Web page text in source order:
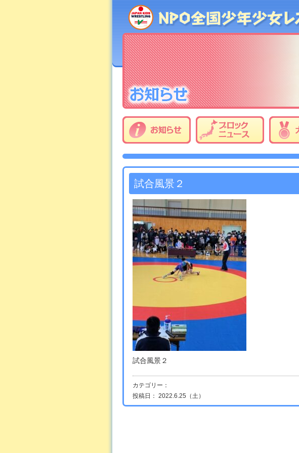
試合風景２
試合風景２
カテゴリー：
投稿日： 2022.6.25（土）